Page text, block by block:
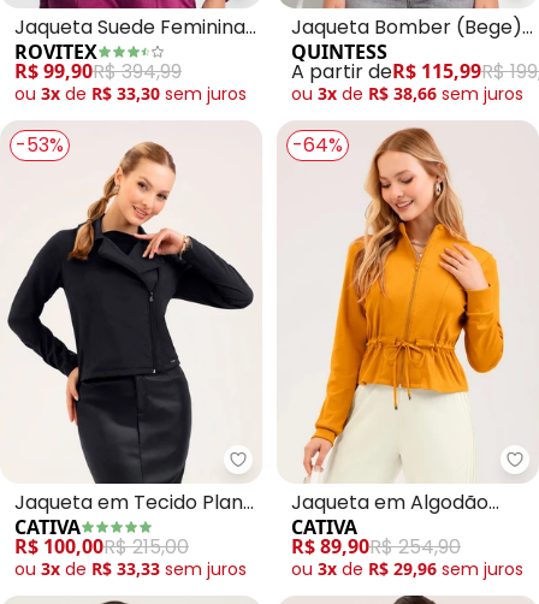
Jaqueta Suede Feminina
(Roxo)
ROVITEX
R$ 99,90R$ 394,99
ou 3x de R$ 33,30 sem juros
Jaqueta Bomber (Bege)
em Crepe Plano
QUINTESS
A partir deR$ 115,99R$
ou 3x de R$ 38,66 sem juros
-53%
Jaqueta em Tecido Plano
(Preto)
CATIVA
R$ 100,00R$ 215,00
ou 3x de R$ 33,33 sem juros
-64%
Jaqueta em Algodão
(Amarelo Médio)
CATIVA
R$ 89,90R$ 254,90
ou 3x de R$ 29,96 sem juros